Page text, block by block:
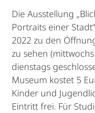
Die Ausstellung
Portraits einer
2022 zu den
zu sehen
dienstags
Museum kostet 5
Kinder und
Eintritt frei. Für